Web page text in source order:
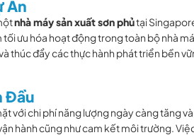
Án
nhà máy sản xuất sơn phủtại
ưu hóa hoạt động trong toàn bộ nhà
thúc đẩy các thực hành phát triển bền
Đầu
với chi phí năng lượng ngày càng tăng
hành cũng như cam kết môi trường.